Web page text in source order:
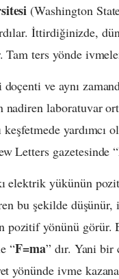
(Washington
İttirdiğinizde,
ters yönde
ve aynı
laboratuvar
yardımcı
Letters gazetesinde
elektrik yükünün
bu şekilde düşünür,
pozitif yönünü görür.
“F=ma” dır. Yani
yönünde ivme